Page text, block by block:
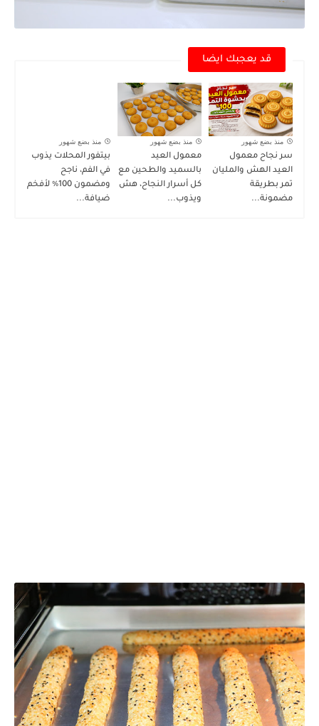
قد يعجبك ايضا
منذ بضع شهور
سر نجاح معمول
العيد الهش والمليان
تمر بطريقة
مضمونة...
منذ بضع شهور
معمول العيد
بالسميد والطحين مع
كل أسرار النجاح، هش
ويذوب...
منذ بضع شهور
بيتفور المحلات يذوب
في الفم، ناجح
ومضمون 100٪ لأفخم
ضيافة...